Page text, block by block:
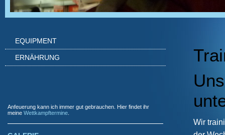
Wir
EQUIPMENT
ERNÄHRUNG
Anfeuerung kann ich immer gut gebrauchen. Hier findet ihr
meine Wettkampftermine